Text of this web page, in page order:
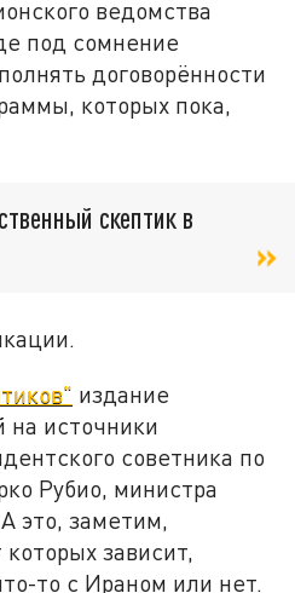
ведомства
под сомнение
договорённости
которых пока,
скептик в
издание
на источники
советника по
Рубио, министра
это, заметим,
зависит,
то с Ираном или нет.